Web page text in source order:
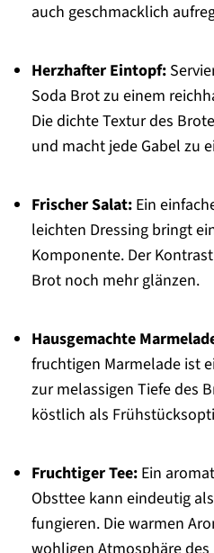
auch geschmacklich
Herzhafter Eintopf:
Soda Brot zu einem
Die dichte Textur des
und macht jede Gabel zu
Frischer Salat:Ein
leichten Dressing bringt
Komponente. Der
Brot noch mehr glänzen.
Hausgemachte
fruchtigen Marmelade ist
zur melassigen Tiefe des
köstlich als
Fruchtiger Tee:Ein
Obsttee kann eindeutig
fungieren. Die warmen